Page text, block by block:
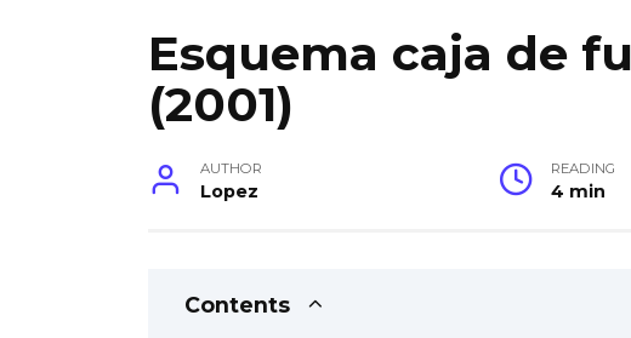
Esquema caja de
(2001)
AUTHOR
Lopez
READING
4 min
Contents